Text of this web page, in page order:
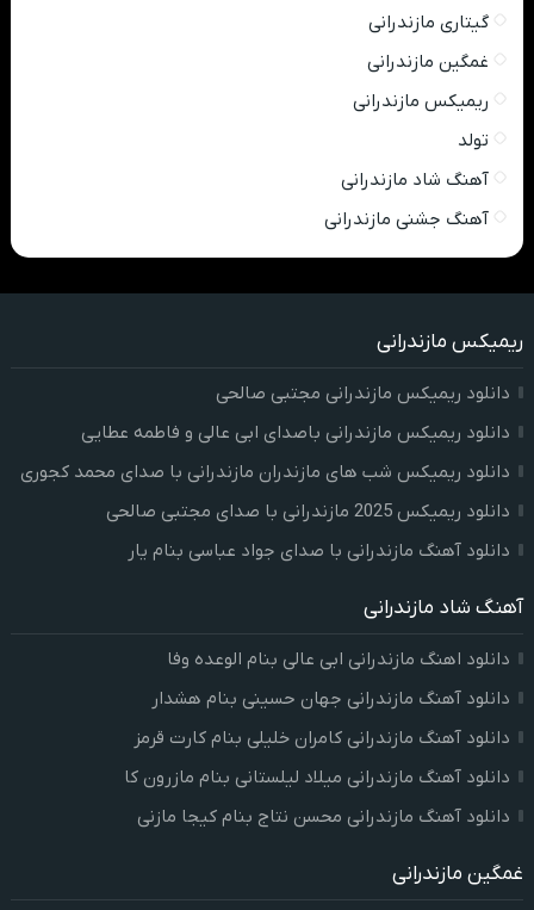
گیتاری مازندرانی
غمگین مازندرانی
ریمیکس مازندرانی
تولد
آهنگ شاد مازندرانی
آهنگ جشنی مازندرانی
ریمیکس مازندرانی
دانلود ریمیکس مازندرانی مجتبی صالحی
دانلود ریمیکس مازندرانی باصدای ابی عالی و فاطمه عطایی
دانلود ریمیکس شب های مازندران مازندرانی با صدای محمد کجوری
دانلود ریمیکس 2025 مازندرانی با صدای مجتبی صالحی
دانلود آهنگ مازندرانی با صدای جواد عباسی بنام یار
آهنگ شاد مازندرانی
دانلود اهنگ مازندرانی ابی عالی بنام الوعده وفا
دانلود آهنگ مازندرانی جهان حسینی بنام هشدار
دانلود آهنگ مازندرانی کامران خلیلی بنام کارت قرمز
دانلود آهنگ مازندرانی میلاد لیلستانی بنام مازرون کا
دانلود آهنگ مازندرانی محسن نتاج بنام کیجا مازنی
غمگین مازندرانی